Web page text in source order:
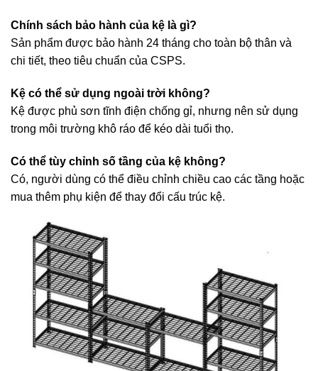
Chính sách bảo hành của kệ là gì?
Sản phẩm được bảo hành 24 tháng cho toàn bộ thân và
chi tiết, theo tiêu chuẩn của CSPS.
Kệ có thể sử dụng ngoài trời không?
Kệ được phủ sơn tĩnh điện chống gỉ, nhưng nên sử dụng
trong môi trường khô ráo để kéo dài tuổi thọ.
Có thể tùy chỉnh số tầng của kệ không?
Có, người dùng có thể điều chỉnh chiều cao các tầng hoặc
mua thêm phụ kiện để thay đổi cấu trúc kệ.